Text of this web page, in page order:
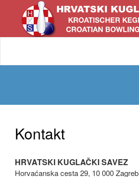
Kontakt
HRVATSKI KUGLAČKI SAVEZ
Horvaćanska cesta 29, 10 000 Zagreb